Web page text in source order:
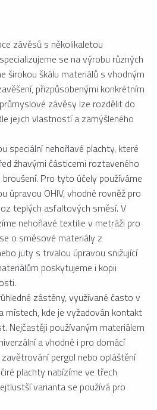
závěsů s několikaletou
se na výrobu různých
širokou škálu materiálů s vhodným
přizpůsobenými konkrétním
závěsy lze rozdělit do
jejich vlastností a zamýšleného
speciální nehořlavé plachty, které
žhavými částicemi roztaveného
Pro tyto účely používáme
úpravou OHIV, vhodné rovněž pro
teplých asfaltových směsí. V
nehořlavé textilie v metráži pro
o směsové materiály z
juty s trvalou úpravou snižující
poskytujeme i kopii
zástěny, využívané často v
místech, kde je vyžadován kontakt
Nejčastěji používaným materiálem
a vhodné i pro domácí
pergol nebo opláštění
plachty nabízíme ve třech
varianta se používá pro